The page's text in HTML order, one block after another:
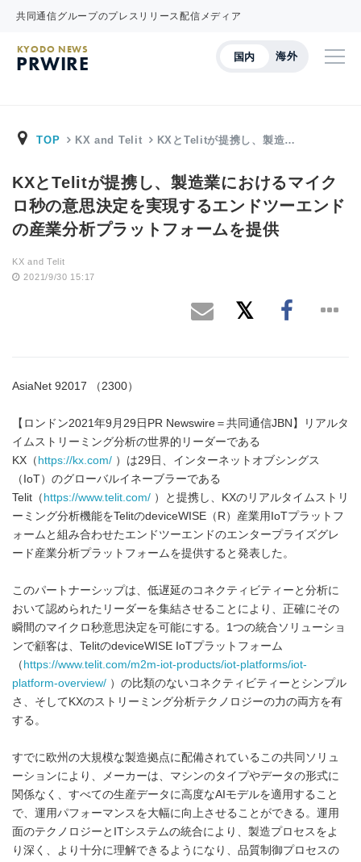
共同通信グループのプレスリリース配信メディア
国内 海外
KYODO NEWS
PRWIRE
TOP KX and Telit KXとTelitが提携し、製造…
KXとTelitが提携し、製造業におけるマイク
ロ秒の意思決定を実現するエンドツーエンド
の産業分析プラットフォームを提供
KX and Telit
2021/9/30 15:17
AsiaNet 92017 （2300）
【ロンドン2021年9月29日PR Newswire＝共同通信JBN】リアルタ
イムストリーミング分析の世界的リーダーである
KX（ https://kx.com/ ）は29日、インターネットオブシングス
（IoT）のグローバルイネーブラーである
Telit（ https://www.telit.com/ ）と提携し、KXのリアルタイムストリ
ーミング分析機能をTelitのdeviceWISE（R）産業用IoTプラットフ
ォームと組み合わせたエンドツーエンドのエンタープライズグレ
ード産業分析プラットフォームを提供すると発表した。
このパートナーシップは、低遅延のコネクティビティーと分析に
おいて認められたリーダーを集結させることにより、正確にその
瞬間のマイクロ秒意思決定を可能にする。1つの統合ソリューショ
ンで顧客は、TelitのdeviceWISE IoTプラットフォーム
（ https://www.telit.com/m2m-iot-products/iot-platforms/iot-
platform-overview/ ）の比類のないコネクティビティーとシンプル
さ、そしてKXのストリーミング分析テクノロジーの力の両方を有
する。
すでに欧州の大規模な製造拠点に配備されているこの共同ソリュ
ーションにより、メーカーは、マシンのタイプやデータの形式に
関係なく、すべての生産データに高度なAIモデルを適用すること
で、運用パフォーマンスを大幅に向上させることができる。運用
面のテクノロジーとITシステムの統合により、製造プロセスをよ
り深く、より十分に理解できるようになり、品質制御プロセスの